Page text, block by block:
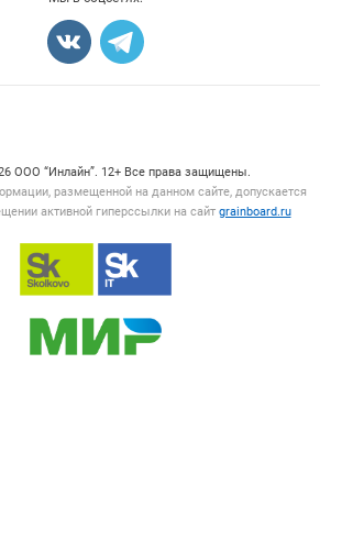
ООО “Инлайн”. 12+ Все права защищены.
размещенной на данном сайте, допускается
активной гиперссылки на сайт grainboard.ru